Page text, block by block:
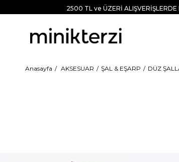
2500 TL ve ÜZERİ
Anasayfa AKSESUAR ŞAL & EŞARP DÜZ